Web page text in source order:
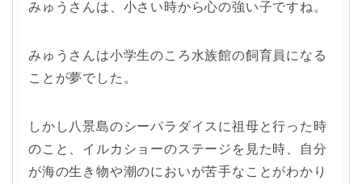
みゅうさんは、小さい時から心の強い子ですね。
みゅうさんは小学生のころ水族館の飼育員になる
ことが夢でした。
しかし八景島のシーパラダイスに祖母と行った時
のこと、イルカショーのステージを見た時、自分
が海の生き物や潮のにおいが苦手なことがわかり